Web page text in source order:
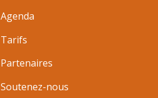
Agenda
Tarifs
Partenaires
Soutenez-nous